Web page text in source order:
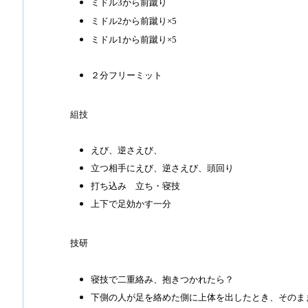
ミドル3から前蹴り
ミドル2から前蹴り×5
ミドル1 から前蹴り×5
２分フリーミット
組技
えび、逆さえび、
立つ相手にえび、逆さえび、頭回り
打ち込み 立ち・寝技
上下で足効かす一分
技研
寝技で二重絡み、抱きつかれたら？
下側の人が足を絡めた側に上体を出したとき、そのま